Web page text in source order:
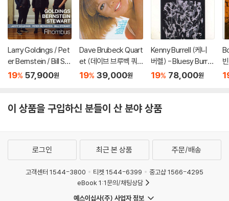
Larry Goldings / Pet
er Bernstein / Bill St
ewart (래리 골딩스 /
[LP]
19% 57,900원
Dave Brubeck Quart
et (데이브 브루벡 쿼
텟) - Angel Eyes [L
19% 39,000원
Kenny Burrell (케니
버렐) - Bluesy Burrell
[LP]
19% 78,000원
k
이 상품을 구입하신 분들이 산 분야 상품
로그인 최근 본 상품 주문/배송
고객센터 1544-3800 티켓 1544-6399
중고샵 1566-4295
eBook 1:1문의/채팅상담
예스이십사(주) 사업자 정보